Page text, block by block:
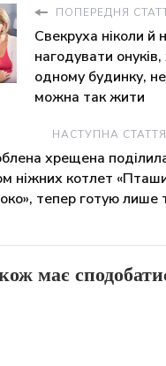
ПОПЕРЕДНЯ
Свекруха ніколи й
нагодувати
одному будинку,
можна так жити
НАСТУПНА СТАТТЯ
хрещена
ніжних котлет
тепер готую лише
має